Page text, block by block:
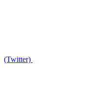
(Twitter)